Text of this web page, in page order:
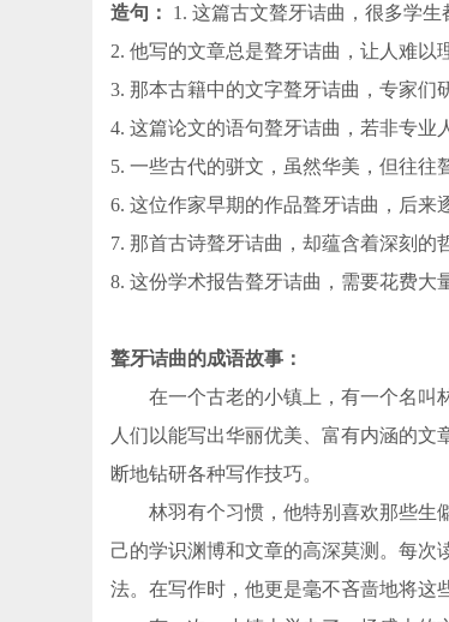
造句：
1. 这篇古文聱牙诘曲，很多学生
2. 他写的文章总是聱牙诘曲，让人难以
3. 那本古籍中的文字聱牙诘曲，专家们
4. 这篇论文的语句聱牙诘曲，若非专业
5. 一些古代的骈文，虽然华美，但往往
6. 这位作家早期的作品聱牙诘曲，后来
7. 那首古诗聱牙诘曲，却蕴含着深刻的
8. 这份学术报告聱牙诘曲，需要花费大
聱牙诘曲的成语故事：
在一个古老的小镇上，有一个名叫林
人们以能写出华丽优美、富有内涵的
断地钻研各种写作技巧。
林羽有个习惯，他特别喜欢那些生僻
己的学识渊博和文章的高深莫测。每次
法。在写作时，他更是毫不吝啬地将这